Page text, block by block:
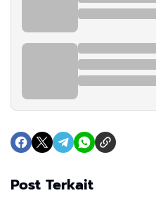
Post Terkait